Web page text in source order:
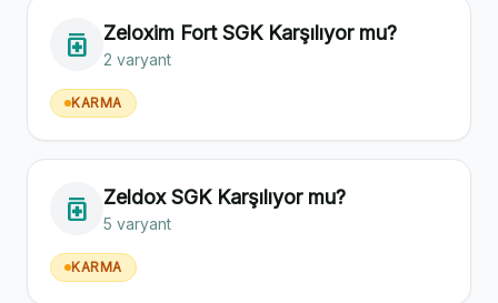
medication Zeloxim Fort SGK Karşılıyor mu?
2 varyant
KARMA
medication Zeldox SGK Karşılıyor mu?
5 varyant
KARMA